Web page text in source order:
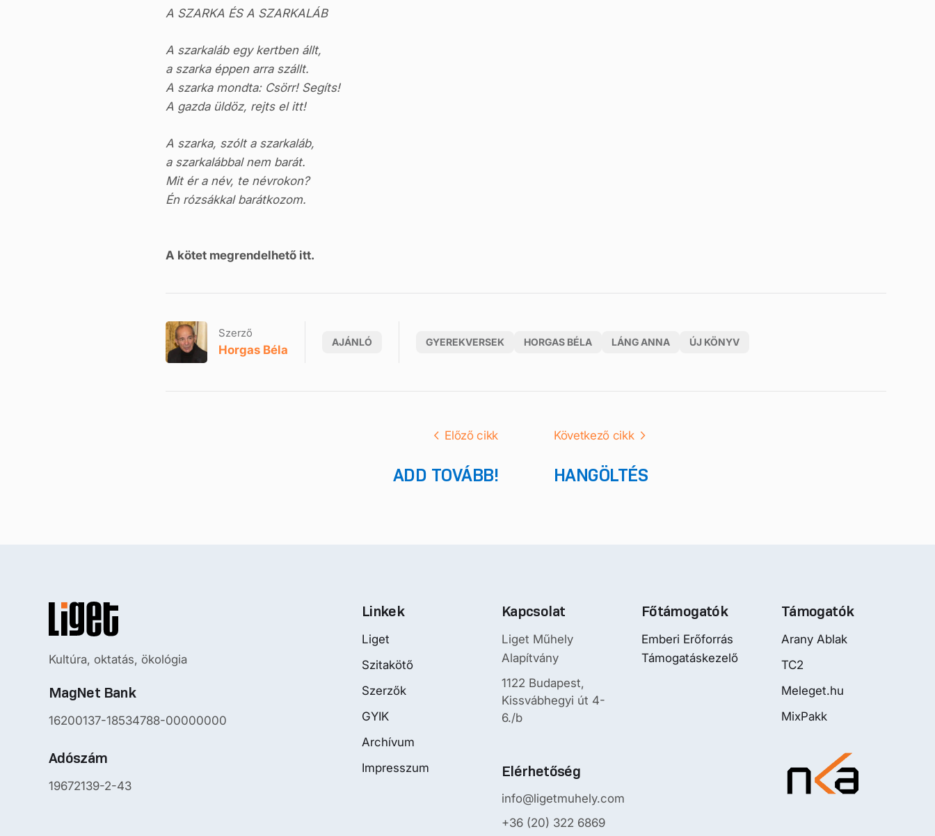
A SZARKA ÉS A SZARKALÁB
A szarkaláb egy kertben állt,
a szarka éppen arra szállt.
A szarka mondta: Csörr! Segíts!
A gazda üldöz, rejts el itt!
A szarka, szólt a szarkaláb,
a szarkalábbal nem barát.
Mit ér a név, te névrokon?
Én rózsákkal barátkozom.
A kötet megrendelhető itt.
Szerző
Horgas Béla
AJÁNLÓ GYEREKVERSEK HORGAS BÉLA LÁNG ANNA ÚJ KÖNYV
Előző cikk
ADD TOVÁBB!
Következő cikk
HANGÖLTÉS
Kultúra, oktatás, ökológia
MagNet Bank
16200137-18534788-00000000
Adószám
19672139-2-43
Linkek
Liget
Szitakötő
Szerzők
GYIK
Archívum
Impresszum
Kapcsolat
Liget Műhely
Alapítvány
1122 Budapest,
Kissvábhegyi út 4-
6./b
Elérhetőség
info@ligetmuhely.com
+36 (20) 322 6869
Főtámogatók
Emberi Erőforrás
Támogatáskezelő
Támogatók
Arany Ablak
TC2
Meleget.hu
MixPakk